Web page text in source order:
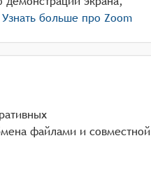
Узнать больше про Zoom
файлами и совместной